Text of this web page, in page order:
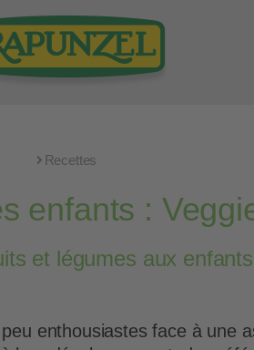
Recettes
enfants :
et légumes aux
enthousiastes face à une